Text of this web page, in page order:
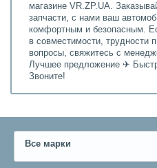
магазине VR.ZP.UA.
запчасти, с нами ваш
комфортным и безопасным.
в совместимости, трудности
вопросы, свяжитесь с
Лучшее предложение ✈
Звоните!
Все марки